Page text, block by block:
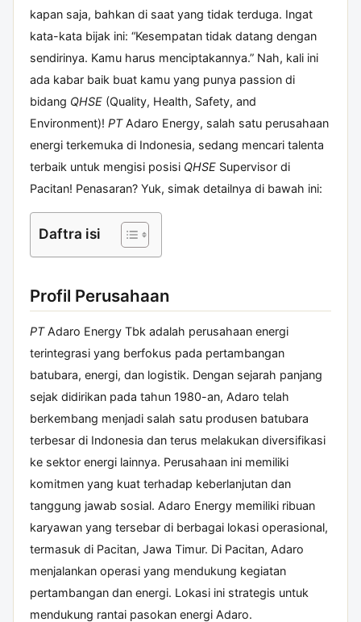
kapan saja, bahkan di saat yang tidak terduga. Ingat
kata-kata bijak ini: “Kesempatan tidak datang dengan
sendirinya. Kamu harus menciptakannya.” Nah, kali ini
ada kabar baik buat kamu yang punya passion di
bidang QHSE (Quality, Health, Safety, and
Environment)! PTAdaro Energy, salah satu perusahaan
energi terkemuka di Indonesia, sedang mencari talenta
terbaik untuk mengisi posisi QHSE Supervisor di
Pacitan! Penasaran? Yuk, simak detailnya di bawah ini:
Daftra isi
Profil Perusahaan
PTAdaro Energy Tbk adalah perusahaan energi
terintegrasi yang berfokus pada pertambangan
batubara, energi, dan logistik. Dengan sejarah panjang
sejak didirikan pada tahun 1980-an, Adaro telah
berkembang menjadi salah satu produsen batubara
terbesar di Indonesia dan terus melakukan diversifikasi
ke sektor energi lainnya. Perusahaan ini memiliki
komitmen yang kuat terhadap keberlanjutan dan
tanggung jawab sosial. Adaro Energy memiliki ribuan
karyawan yang tersebar di berbagai lokasi operasional,
termasuk di Pacitan, Jawa Timur. Di Pacitan, Adaro
menjalankan operasi yang mendukung kegiatan
pertambangan dan energi. Lokasi ini strategis untuk
mendukung rantai pasokan energi Adaro.